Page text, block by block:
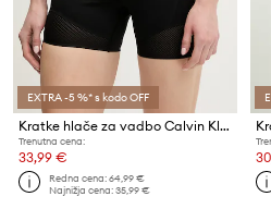
EXTRA -5 %* s kodo OFF
Kratke hlače za vadbo Calvin Klein Performance
Trenutna cena:
33,99 €
Redna cena:64,99 €
Najnižja cena:35,99 €